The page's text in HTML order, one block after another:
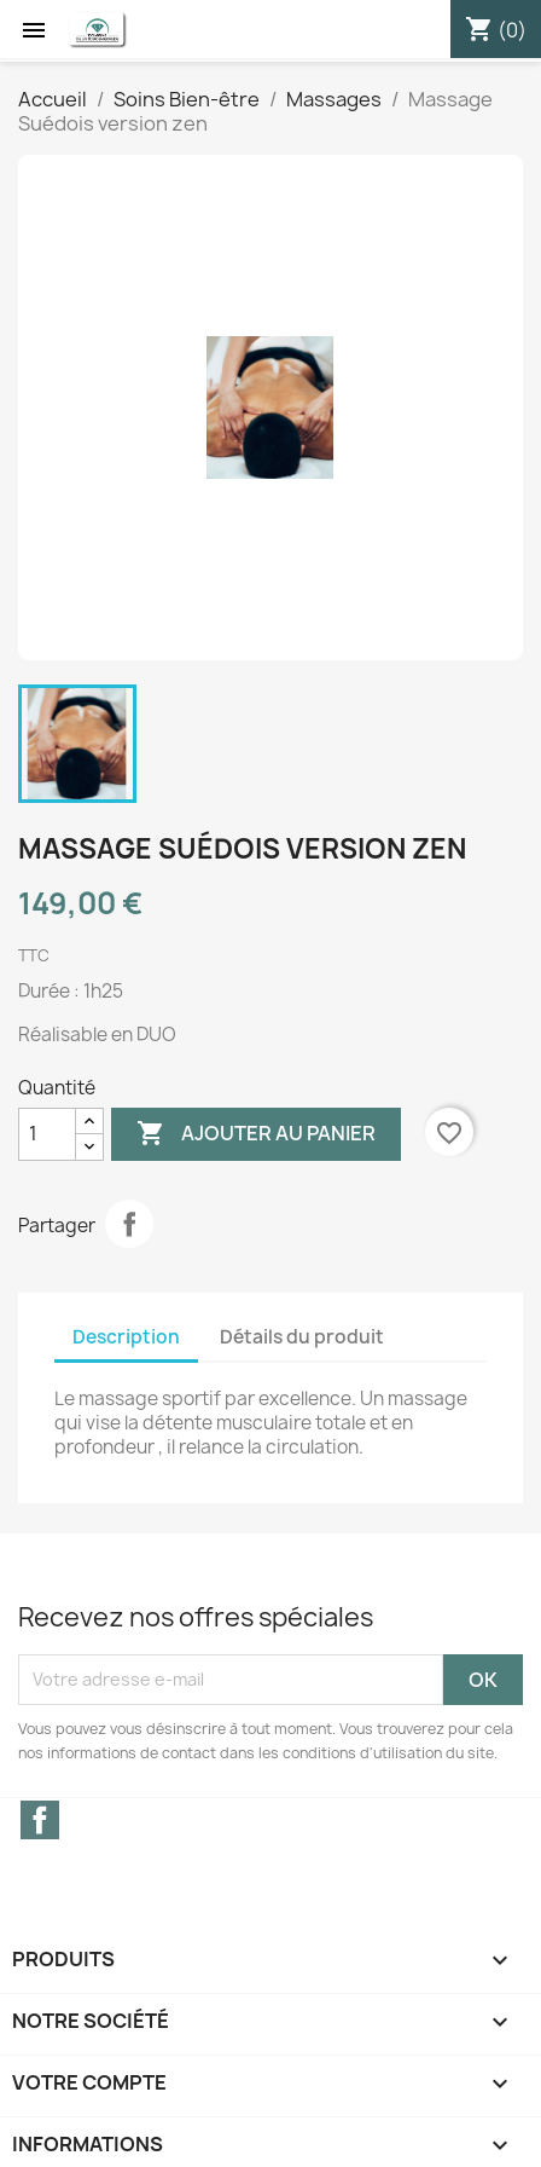
 shopping_cart (0)
Accueil Soins Bien-être Massages
Massage
Suédois version zen
MASSAGE SUÉDOIS VERSION ZEN
149,00 €
TTC
Durée : 1h25
Réalisable en DUO
Quantité
 AJOUTER AU PANIER favorite_border
Partager
Description Détails du produit
Le massage sportif par excellence. Un massage
qui vise la détente musculaire totale et en
profondeur , il relance la circulation.
Recevez nos offres spéciales
Vous pouvez vous désinscrire à tout moment. Vous trouverez pour cela
nos informations de contact dans les conditions d'utilisation du site.
PRODUITS 
NOTRE SOCIÉTÉ 
VOTRE COMPTE 
INFORMATIONS keyboard_arrow_down